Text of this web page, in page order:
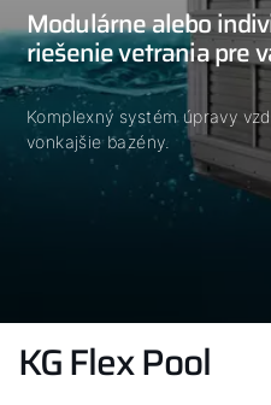
Modulárne alebo
riešenie vetrania pre
Komplexný systém úpravy
vonkajšie bazény.
KG Flex Pool